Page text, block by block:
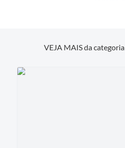
VEJA MAIS da categoria